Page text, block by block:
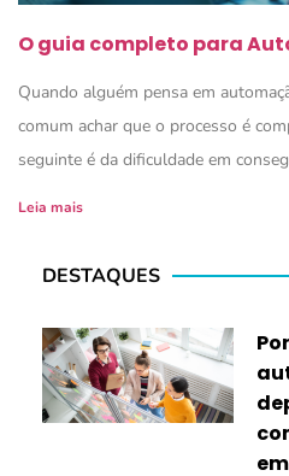
O guia completo para
Quando alguém pensa em
comum achar que o processo é
seguinte é da dificuldade em
Leia mais
DESTAQUES